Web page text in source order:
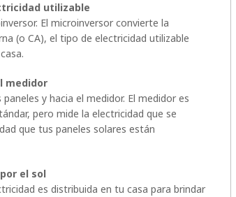
utilizable
El microinversor convierte la
(o CA), el tipo de electricidad utilizable
medidor
y hacia el medidor. El medidor es
pero mide la electricidad que se
que tus paneles solares están
el sol
es distribuida en tu casa para brindar